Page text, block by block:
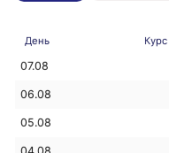
День Курс
07.08
06.08
05.08